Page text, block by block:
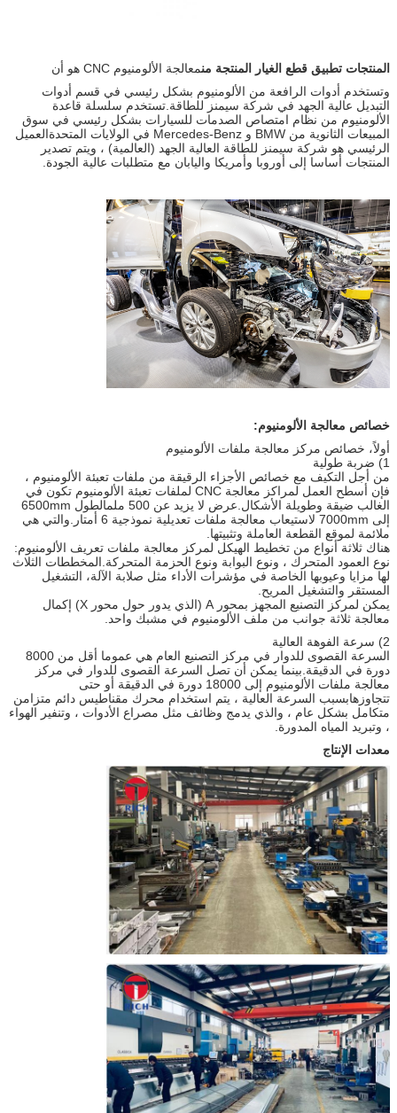
المنتجات تطبيق قطع الغيار المنتجة منمعالجة الألومنيوم CNC هو أن
وتستخدم أدوات الرافعة من الألومنيوم بشكل رئيسي في قسم أدوات
التبديل عالية الجهد في شركة سيمنز للطاقة.تستخدم سلسلة قاعدة
الألومنيوم من نظام امتصاص الصدمات للسيارات بشكل رئيسي في سوق
المبيعات الثانوية من BMW و Mercedes-Benz في الولايات المتحدةالعميل
الرئيسي هو شركة سيمنز للطاقة العالية الجهد (العالمية) ، ويتم تصدير
المنتجات أساسا إلى أوروبا وأمريكا واليابان مع متطلبات عالية الجودة.
خصائص معالجة الألومنيوم:
أولاً، خصائص مركز معالجة ملفات الألومنيوم
1) ضربة طولية
من أجل التكيف مع خصائص الأجزاء الرقيقة من ملفات تعبئة الألومنيوم ،
فإن أسطح العمل لمراكز معالجة CNC لملفات تعبئة الألومنيوم تكون في
الغالب ضيقة وطويلة الأشكال.عرض لا يزيد عن 500 ملمالطول 6500mm
إلى 7000mm لاستيعاب معالجة ملفات تعديلية نموذجية 6 أمتار.والتي هي
ملائمة لموقع القطعة العاملة وتثبيتها.
هناك ثلاثة أنواع من تخطيط الهيكل لمركز معالجة ملفات تعريف الألومنيوم:
نوع العمود المتحرك ، ونوع البوابة ونوع الحزمة المتحركة.المخططات الثلاث
لها مزايا وعيوبها الخاصة في مؤشرات الأداء مثل صلابة الآلة، التشغيل
المستقر والتشغيل المريح.
يمكن لمركز التصنيع المجهز بمحور A (الذي يدور حول محور X) إكمال
معالجة ثلاثة جوانب من ملف الألومنيوم في مشبك واحد.
2) سرعة الفوهة العالية
السرعة القصوى للدوار في مركز التصنيع العام هي عموما أقل من 8000
دورة في الدقيقة.بينما يمكن أن تصل السرعة القصوى للدوار في مركز
معالجة ملفات الألومنيوم إلى 18000 دورة في الدقيقة أو حتى
تتجاوزهابسبب السرعة العالية ، يتم استخدام محرك مقناطيس دائم متزامن
متكامل بشكل عام ، والذي يدمج وظائف مثل مصراع الأدوات ، وتنفير الهواء
، وتبريد المياه المدورة.
معدات الإنتاج